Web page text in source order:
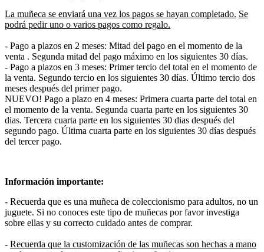
La muñeca se enviará una vez los pagos se hayan completado. Se
podrá pedir uno o varios pagos como regalo.
- Pago a plazos en 2 meses: Mitad del pago en el momento de la
venta . Segunda mitad del pago máximo en los siguientes 30 días.
- Pago a plazos en 3 meses: Primer tercio del total en el momento de
la venta. Segundo tercio en los siguientes 30 días. Último tercio dos
meses después del primer pago.
NUEVO! Pago a plazo en 4 meses: Primera cuarta parte del total en
el momento de la venta. Segunda cuarta parte en los siguientes 30
dias. Tercera cuarta parte en los siguientes 30 dias después del
segundo pago. Última cuarta parte en los siguientes 30 días después
del tercer pago.
Información importante:
- Recuerda que es una muñeca de coleccionismo para adultos, no un
juguete. Si no conoces este tipo de muñecas por favor investiga
sobre ellas y su correcto cuidado antes de comprar.
- Recuerda que la customización de las muñecas son hechas a mano